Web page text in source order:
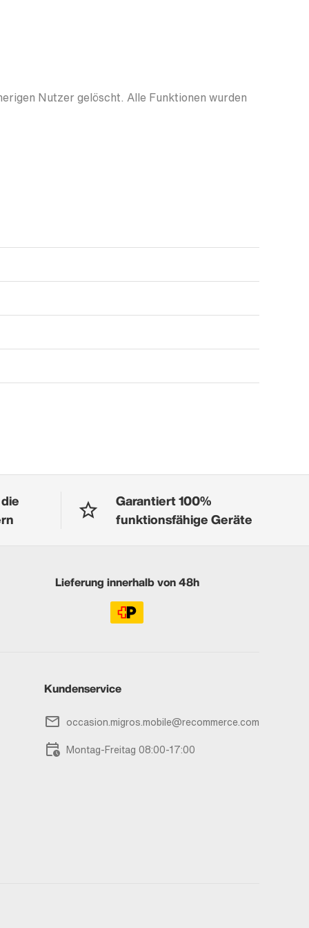
Nutzer gelöscht. Alle Funktionen wurden
Garantiert 100%
funktionsfähige Geräte
Lieferung innerhalb von 48h
Kundenservice
occasion.migros.mobile@recommerce.com
Montag-Freitag 08:00-17:00